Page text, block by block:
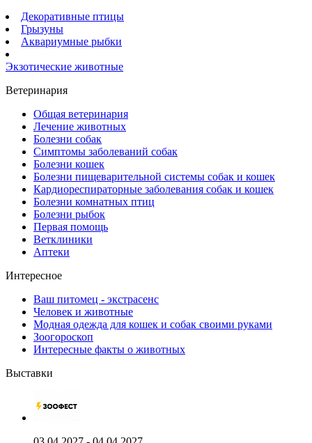
Декоративные птицы
Грызуны
Аквариумные рыбки
Экзотические животные
Ветеринария
Общая ветеринария
Лечение животных
Болезни собак
Симптомы заболеваний собак
Болезни кошек
Болезни пищеварительной системы собак и кошек
Кардиореспираторные заболевания собак и кошек
Болезни комнатных птиц
Болезни рыбок
Первая помощь
Ветклиники
Аптеки
Интересное
Ваш питомец - экстрасенс
Человек и животные
Модная одежда для кошек и собак своими руками
Зоогороскоп
Интересные факты о животных
Выставки